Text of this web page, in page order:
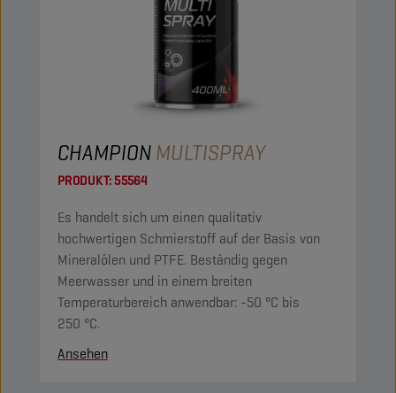
CHAMPIONMULTISPRAY
PRODUKT:55564
Es handelt sich um einen qualitativ
hochwertigen Schmierstoff auf der Basis von
Mineralölen und PTFE. Beständig gegen
Meerwasser und in einem breiten
Temperaturbereich anwendbar: -50 °C bis
250 °C.
Ansehen